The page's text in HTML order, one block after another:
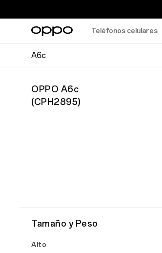
Teléfonos celulares
A6c
OPPO A6c
(CPH2895)
Tamaño y Peso
Alto